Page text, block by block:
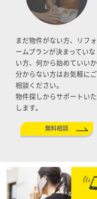
まだ物件がない方、リフォ
ームプランが決まっていな
い方、何から始めていいか
分からない方はお気軽にご
相談ください。
物件探しからサポートいた
します。
無料相談